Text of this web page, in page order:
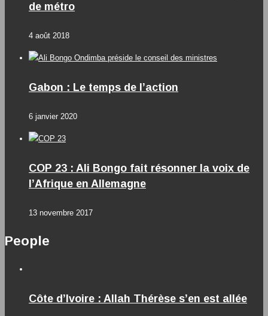
de métro
4 août 2018
Gabon : Le temps de l’action
6 janvier 2020
COP 23 : Ali Bongo fait résonner la voix de
l’Afrique en Allemagne
13 novembre 2017
People
Côte d’Ivoire : Allah Thérèse s’en est allée